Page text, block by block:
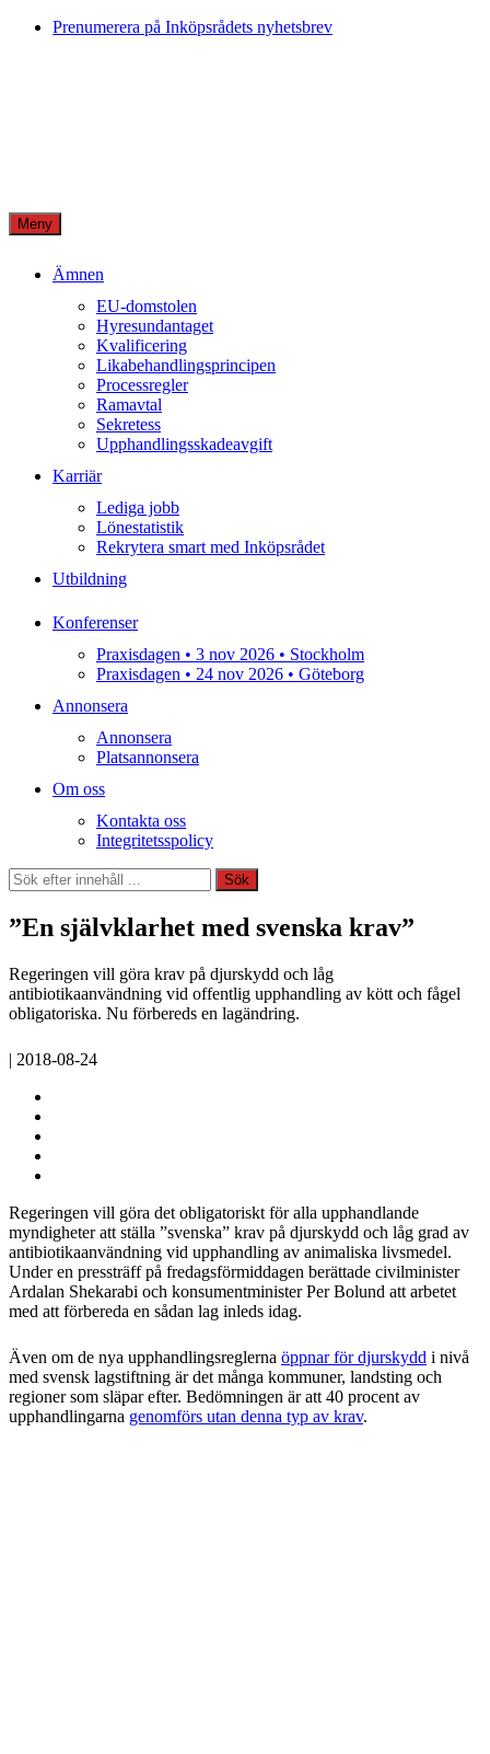
Skip
Prenumerera på Inköpsrådets nyhetsbrev
Meny
Ämnen
EU-domstolen
Hyresundantaget
Kvalificering
Likabehandlingsprincipen
Processregler
Ramavtal
Sekretess
Upphandlingsskadeavgift
Karriär
Lediga jobb
Lönestatistik
Rekrytera smart med Inköpsrådet
Utbildning
Konferenser
Praxisdagen • 3 nov 2026 • Stockholm
Praxisdagen • 24 nov 2026 • Göteborg
Annonsera
Annonsera
Platsannonsera
Om oss
Kontakta oss
Integritetsspolicy
Sök
Sök
”En självklarhet med svenska krav”
Regeringen vill göra krav på djurskydd och låg
antibiotikaanvändning vid offentlig upphandling av kött och fågel
obligatoriska. Nu förbereds en lagändring.
| 2018-08-24
Regeringen vill göra det obligatoriskt för alla upphandlande
myndigheter att ställa ”svenska” krav på djurskydd och låg grad av
antibiotikaanvändning vid upphandling av animaliska livsmedel.
Under en pressträff på fredagsförmiddagen berättade civilminister
Ardalan Shekarabi och konsumentminister Per Bolund att arbetet
med att förbereda en sådan lag inleds idag.
Även om de nya upphandlingsreglerna öppnar för djurskydd i nivå
med svensk lagstiftning är det många kommuner, landsting och
regioner som släpar efter. Bedömningen är att 40 procent av
upphandlingarna genomförs utan denna typ av krav.